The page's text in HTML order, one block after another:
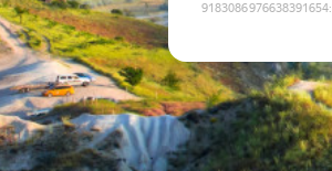
9183086976638391654: